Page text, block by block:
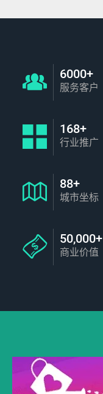
6000+
服务客户
168+
行业推广
88+
城市坐标
50,000+
商业价值